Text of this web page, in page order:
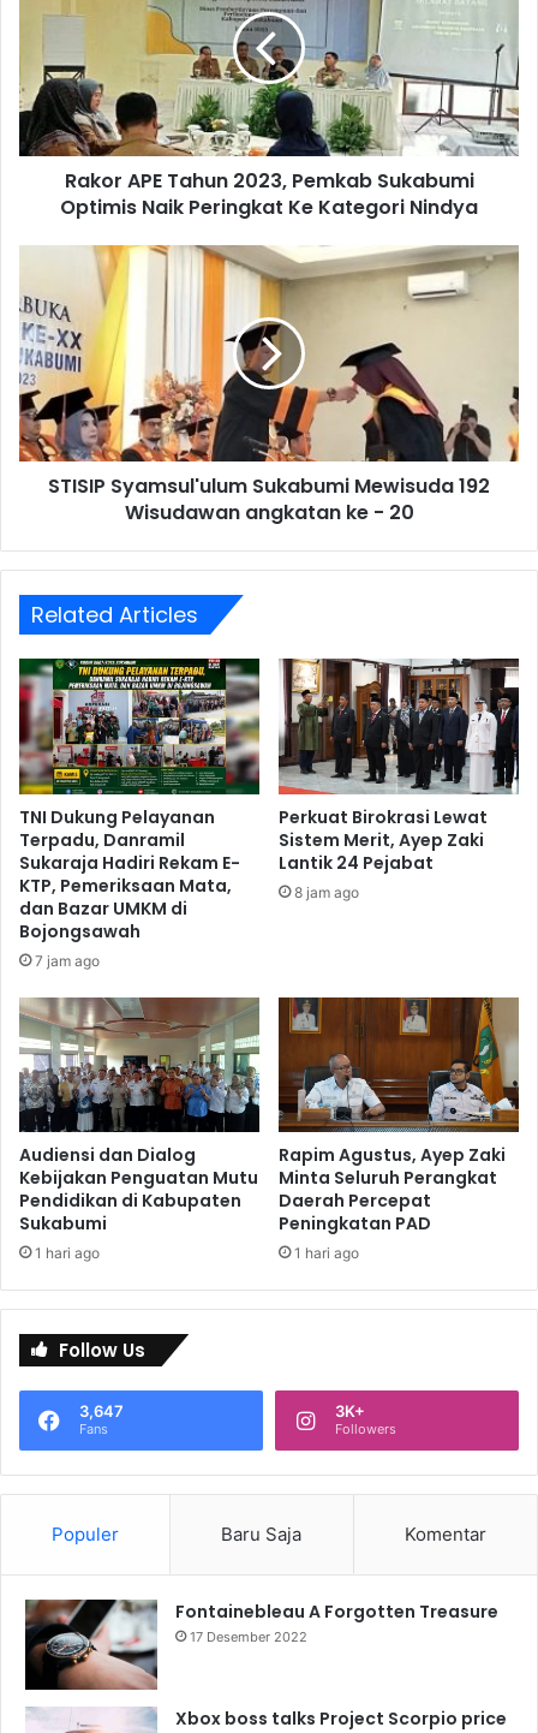
Rakor APE Tahun 2023, Pemkab Sukabumi
Optimis Naik Peringkat Ke Kategori Nindya
STISIP Syamsul'ulum Sukabumi Mewisuda 192
Wisudawan angkatan ke - 20
Related Articles
TNI Dukung Pelayanan
Terpadu, Danramil
Sukaraja Hadiri Rekam E-
KTP, Pemeriksaan Mata,
dan Bazar UMKM di
Bojongsawah
7 jam ago
Perkuat Birokrasi Lewat
Sistem Merit, Ayep Zaki
Lantik 24 Pejabat
8 jam ago
Audiensi dan Dialog
Kebijakan Penguatan Mutu
Pendidikan di Kabupaten
Sukabumi
1 hari ago
Rapim Agustus, Ayep Zaki
Minta Seluruh Perangkat
Daerah Percepat
Peningkatan PAD
1 hari ago
Follow Us
3,647
Fans
3K+
Followers
Populer Baru Saja Komentar
Fontainebleau A Forgotten Treasure
17 Desember 2022
Xbox boss talks Project Scorpio price